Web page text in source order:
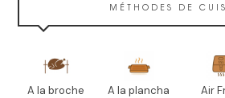
MÉTHODES DE
A la broche A la plancha Air